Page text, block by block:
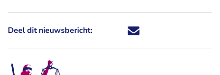
Deel dit nieuwsbericht: Deel dit nieuwsbericht via X -
Deel dit nieuwsbericht via
Deel dit nieuwsbericht
Deel dit